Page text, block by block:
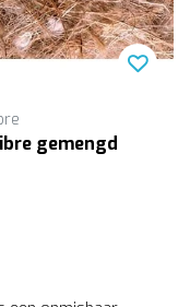
gemengd